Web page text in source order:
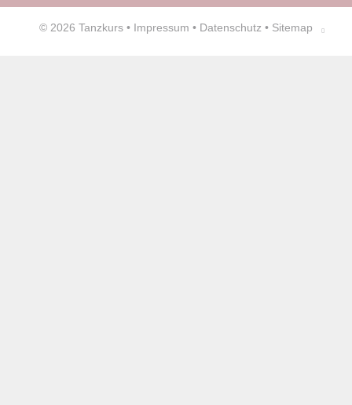
© 2026 Tanzkurs • Impressum • Datenschutz • Sitemap